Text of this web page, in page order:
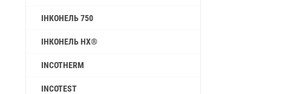
ІНКОНЕЛЬ 750
ІНКОНЕЛЬ HX®
INCOTHERM
INCOTEST